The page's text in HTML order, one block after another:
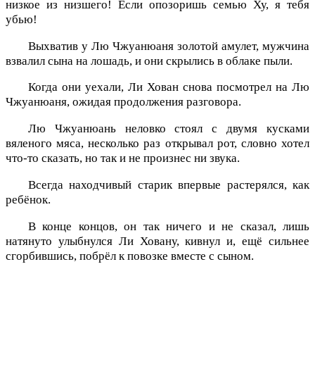
низкое из низшего! Если опозоришь семью Ху, я тебя
убью!
Выхватив у Лю Чжуанюаня золотой амулет, мужчина
взвалил сына на лошадь, и они скрылись в облаке пыли.
Когда они уехали, Ли Хован снова посмотрел на Лю
Чжуанюаня, ожидая продолжения разговора.
Лю Чжуанюань неловко стоял с двумя кусками
вяленого мяса, несколько раз открывал рот, словно хотел
что-то сказать, но так и не произнес ни звука.
Всегда находчивый старик впервые растерялся, как
ребёнок.
В конце концов, он так ничего и не сказал, лишь
натянуто улыбнулся Ли Ховану, кивнул и, ещё сильнее
сгорбившись, побрёл к повозке вместе с сыном.